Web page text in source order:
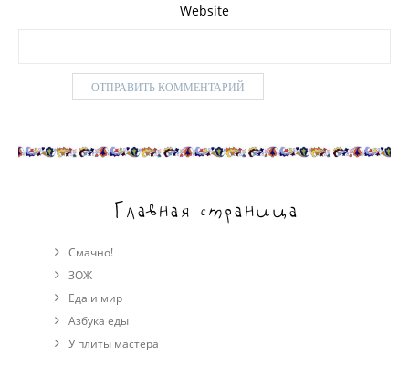
Website
Главная страница
Смачно!
ЗОЖ
Еда и мир
Азбука еды
У плиты мастера